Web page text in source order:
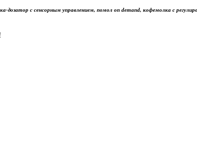
дозатор с сенсорным управлением, помол on demand, кофемолка с